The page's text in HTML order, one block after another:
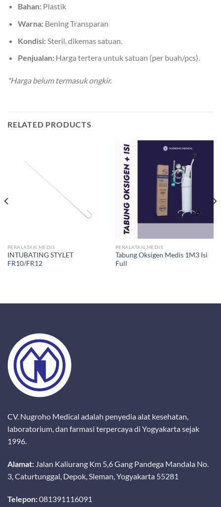
Bahan:Plastik
Warna:Bening Transparan
Kondisi:Steril, dikemas satuan.
Penjualan:Harga tertera untuk satuan (per buah/pcs).
*Harga belum termasuk ongkir.
RELATED PRODUCTS
PERALATAN MEDIS
INTUBATING STYLET
FR10/FR12
PERALATAN MEDIS
Tabung Oksigen Medis 1M3 Isi
Full
CV. Nugroho Medical adalah penyedia alat kesehatan,
laboratorium, dan farmasi terpercaya di Yogyakarta sejak
1996.
Alamat: Jalan Kaliurang Km 5,6 Gang Pandega Mandala No.
3, Caturtunggal, Depok, Sleman, Yogyakarta 55281
Telepon:081391116091